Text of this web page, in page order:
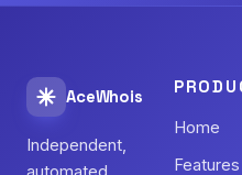
AceWhois
Independent,
Home
Features